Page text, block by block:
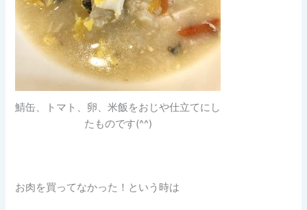
鯖缶、トマト、卵、米飯をおじや仕立てにし
たものです(^^)
お肉を買ってなかった！という時は